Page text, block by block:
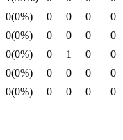
0(0%) 0 0 0
0
0(0%) 0 0 0
0
0(0%) 0 1 0
0
0(0%) 0 0 0
0
0(0%) 0 0 0 0